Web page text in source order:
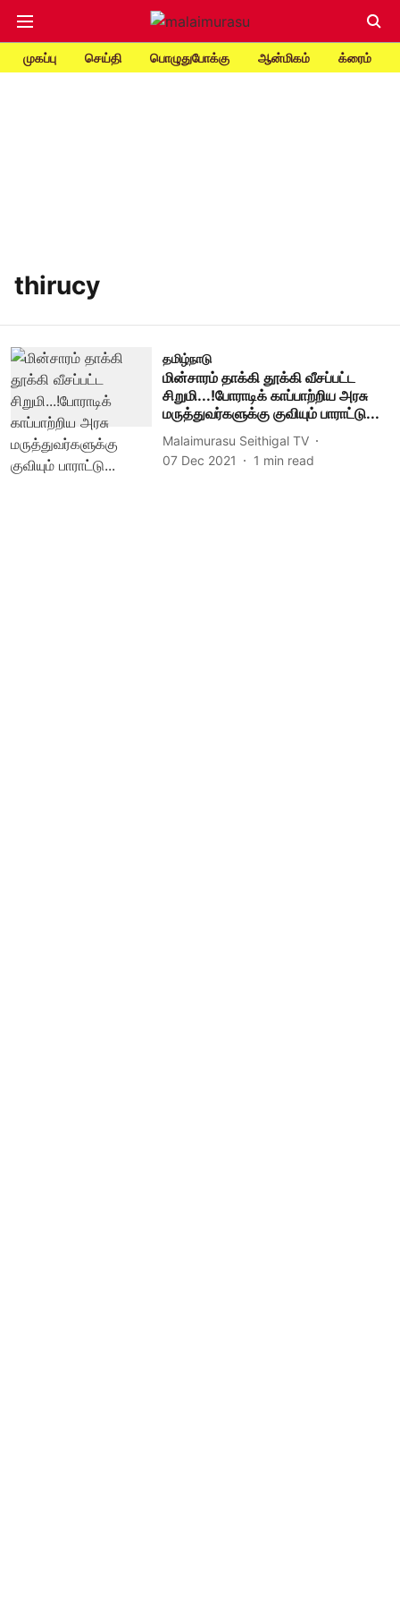
முகப்பு செய்தி பொழுதுபோக்கு ஆன்மிகம் க்ரைம்
thirucy
தமிழ்நாடு
மின்சாரம் தாக்கி தூக்கி வீசப்பட்ட
சிறுமி...!போராடிக் காப்பாற்றிய அரசு
மருத்துவர்களுக்கு குவியும் பாராட்டு...
Malaimurasu Seithigal TV
07 Dec 2021
1 min read